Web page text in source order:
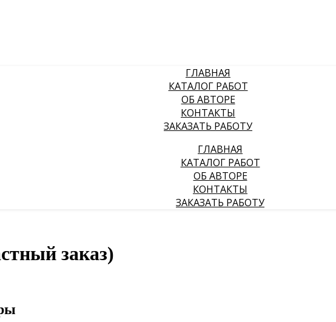
ГЛАВНАЯ
КАТАЛОГ РАБОТ
ОБ АВТОРЕ
КОНТАКТЫ
ЗАКАЗАТЬ РАБОТУ
ГЛАВНАЯ
КАТАЛОГ РАБОТ
ОБ АВТОРЕ
КОНТАКТЫ
ЗАКАЗАТЬ РАБОТУ
заказ)